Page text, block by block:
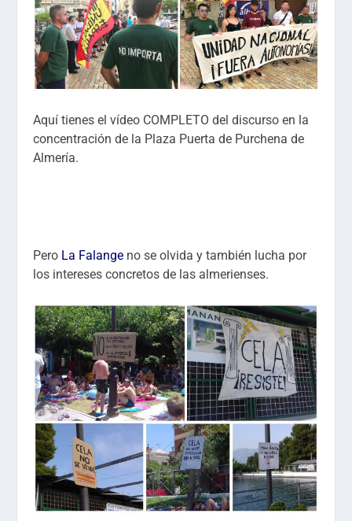
Aquí tienes el vídeo COMPLETO del discurso en la
concentración de la Plaza Puerta de Purchena de
Almería.
Pero La Falange no se olvida y también lucha por
los intereses concretos de las almerienses.